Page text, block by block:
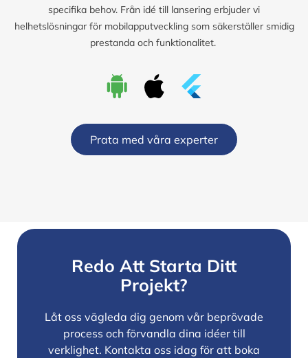
specifika behov. Från idé till lansering erbjuder vi
helhetslösningar för mobilapputveckling som säkerställer smidig
prestanda och funktionalitet.
Prata med våra experter
Redo Att Starta Ditt
Projekt?
Låt oss vägleda dig genom vår beprövade
process och förvandla dina idéer till
verklighet. Kontakta oss idag för att boka